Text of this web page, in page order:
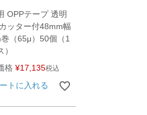
OPPテープ 透明
ッター付48mm幅
（65μ）50個（1
格 ¥17,135税込
トに入れる